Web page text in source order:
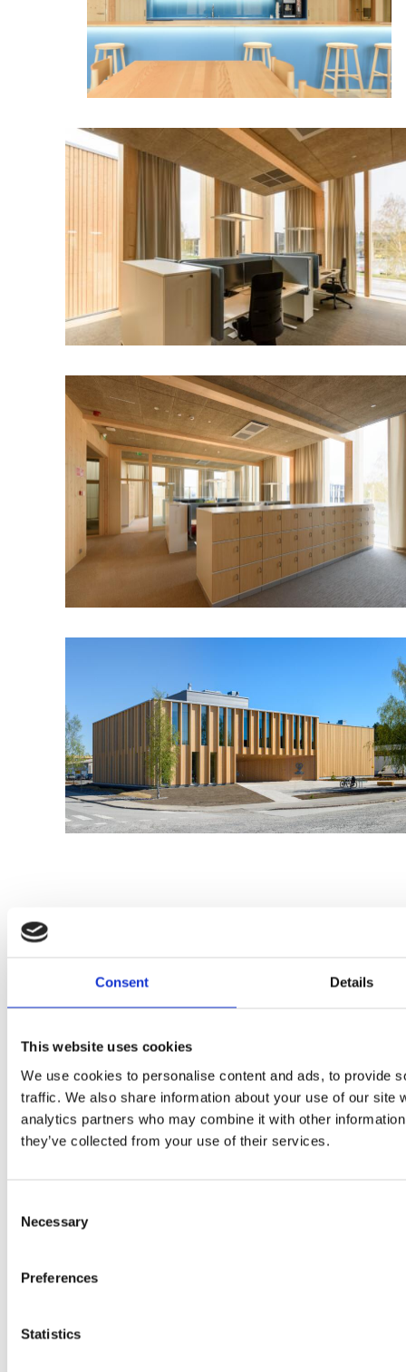
Consent Details
This website uses cookies
We use cookies to personalise content and ads, to provide
traffic. We also share information about your use of our site
analytics partners who may combine it with other
they’ve collected from your use of their services.
Selection
Necessary
Preferences
Statistics
Expertise
Studios
News Room
Careers
Instagram